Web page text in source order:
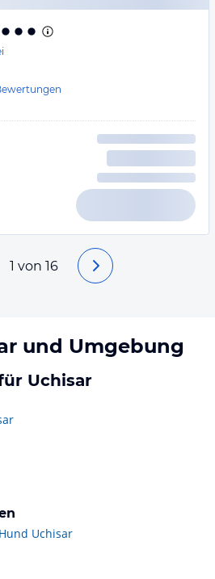
1 von 16
und Umgebung
Uchisar
Uchisar